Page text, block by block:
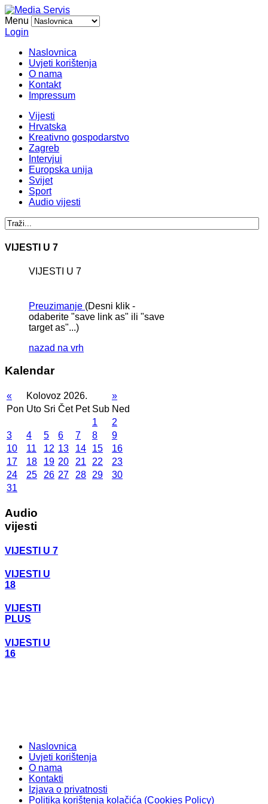
Menu
Login
Naslovnica
Uvjeti korištenja
O nama
Kontakt
Impressum
Vijesti
Hrvatska
Kreativno gospodarstvo
Zagreb
Intervjui
Europska unija
Svijet
Sport
Audio vijesti
VIJESTI U 7
VIJESTI U 7
Preuzimanje (Desni klik -
odaberite "save link as" ili "save
target as"...)
nazad na vrh
Kalendar
« Kolovoz 2026.
»
Pon Uto Sri Čet Pet Sub Ned
1
2
3
4 5 6 7 8
9
10
11 12 13 14 15
16
17
18 19 20 21 22
23
24
25 26 27 28 29
30
31
Audio
vijesti
VIJESTI U 7
VIJESTI U
18
VIJESTI
PLUS
VIJESTI U
16
Naslovnica
Uvjeti korištenja
O nama
Kontakti
Izjava o privatnosti
Politika korištenja kolačića (Cookies Policy)